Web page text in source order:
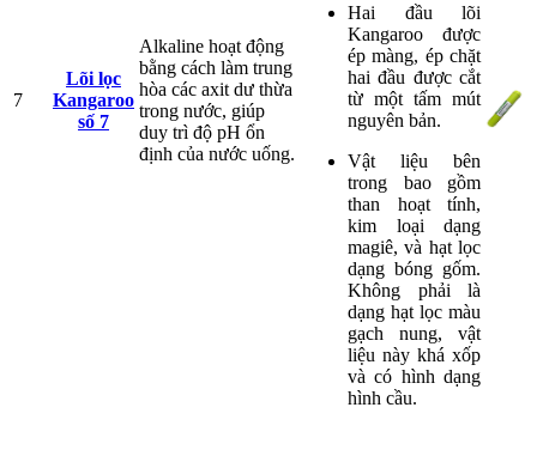
7
Lõi lọc
Kangaroo
số 7
Alkaline hoạt động
bằng cách làm trung
hòa các axit dư thừa
trong nước, giúp
duy trì độ pH ổn
định của nước uống.
Hai đầu lõi
Kangaroo được
ép màng, ép chặt
hai đầu được cắt
từ một tấm mút
nguyên bản.
Vật liệu bên
trong bao gồm
than hoạt tính,
kim loại dạng
magiê, và hạt lọc
dạng bóng gốm.
Không phải là
dạng hạt lọc màu
gạch nung, vật
liệu này khá xốp
và có hình dạng
hình cầu.